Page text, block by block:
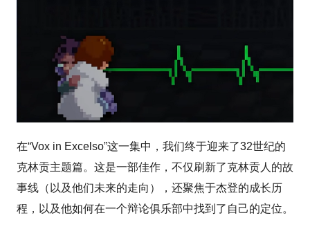
在“Vox in Excelso”这一集中，我们终于迎来了32世纪的
克林贡主题篇。这是一部佳作，不仅刷新了克林贡人的故
事线（以及他们未来的走向），还聚焦于杰登的成长历
程，以及他如何在一个辩论俱乐部中找到了自己的定位。